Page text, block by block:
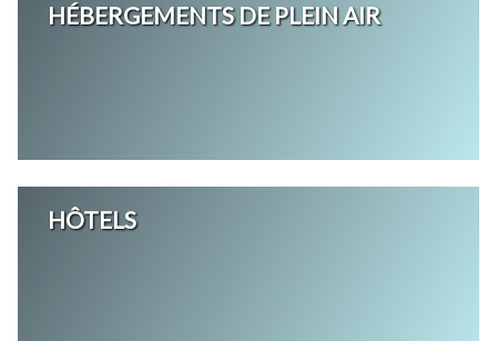
HÉBERGEMENTS DE PLEIN AIR
HÔTELS